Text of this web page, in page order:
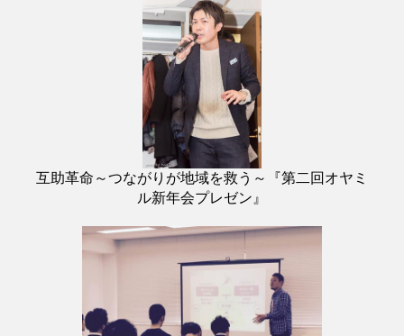
互助革命～つながりが地域を救う～『第二回オヤミ
ル新年会プレゼン』